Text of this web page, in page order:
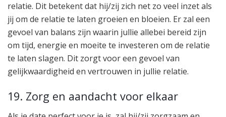
relatie. Dit betekent dat hij/zij zich net zo veel inzet als
jij om de relatie te laten groeien en bloeien. Er zal een
gevoel van balans zijn waarin jullie allebei bereid zijn
om tijd, energie en moeite te investeren om de relatie
te laten slagen. Dit zorgt voor een gevoel van
gelijkwaardigheid en vertrouwen in jullie relatie.
19. Zorg en aandacht voor elkaar